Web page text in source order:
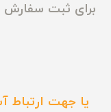
برای ثبت سفارش
یا جهت ارتباط